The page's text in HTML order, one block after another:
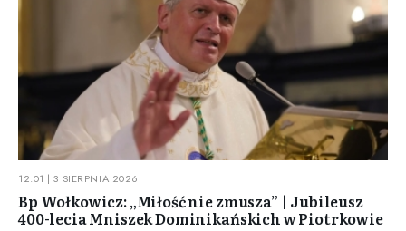
12:01 | 3 SIERPNIA 2026
Bp Wołkowicz: „Miłość nie zmusza” | Jubileusz
400-lecia Mniszek Dominikańskich w Piotrkowie